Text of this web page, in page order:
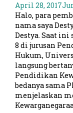
April 28, 2017
Halo, para
nama saya
Destya. Saat
8 di jurusan
Hukum,
langsung
Pendidikan
bedanya sama
menjelaskan